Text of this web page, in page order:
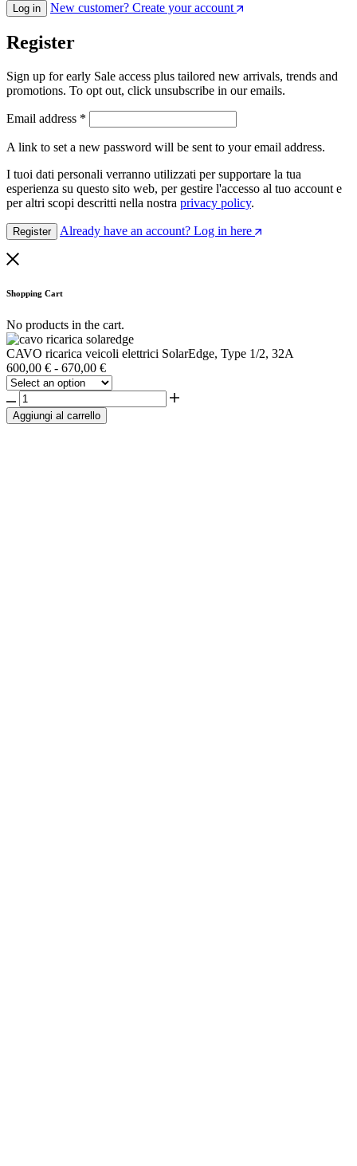
Log in New customer? Create your account
Register
Sign up for early Sale access plus tailored new arrivals, trends and
promotions. To opt out, click unsubscribe in our emails.
Email address *
A link to set a new password will be sent to your email address.
I tuoi dati personali verranno utilizzati per supportare la tua
esperienza su questo sito web, per gestire l'accesso al tuo account e
per altri scopi descritti nella nostra privacy policy.
Register Already have an account? Log in here
Shopping Cart
No products in the cart.
CAVO ricarica veicoli elettrici SolarEdge, Type 1/2, 32A
600,00 € - 670,00 €
Aggiungi al carrello